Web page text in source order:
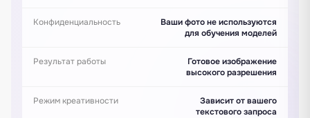
Конфиденциальность
Ваши фото не используются
для обучения моделей
Результат работы
Готовое изображение
высокого разрешения
Режим креативности
Зависит от вашего
текстового запроса